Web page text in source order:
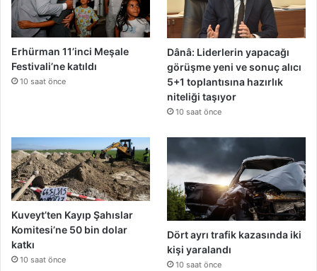
Erhürman 11’inci Meşale
Festivali’ne katıldı
10 saat önce
Dânâ: Liderlerin yapacağı
görüşme yeni ve sonuç alıcı
5+1 toplantısına hazırlık
niteliği taşıyor
10 saat önce
Kuveyt’ten Kayıp Şahıslar
Komitesi’ne 50 bin dolar
katkı
10 saat önce
Dört ayrı trafik kazasında iki
kişi yaralandı
10 saat önce